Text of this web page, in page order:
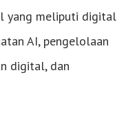
yang meliputi digital
AI, pengelolaan
digital, dan